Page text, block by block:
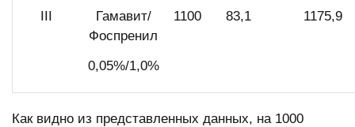
III
Гамавит/
Фоспренил
0,05%/1,0%
1100 83,1 1175,9
Как видно из представленных данных, на 1000